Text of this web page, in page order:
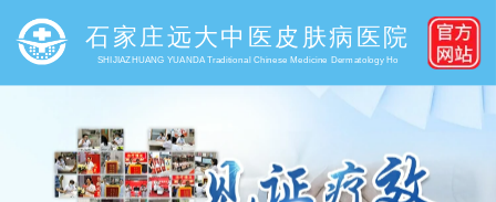
石家庄远大中医皮肤病医院
SHIJIAZHUANG YUANDA Traditional Chinese Medicine Dermatology Ho